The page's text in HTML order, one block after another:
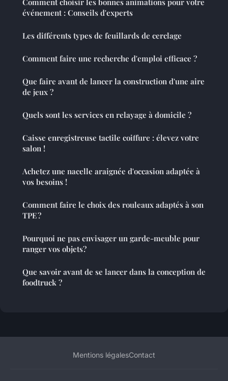
événement : Conseils d'experts
Les différents types de feuillards de cerclage
Comment faire une recherche d'emploi efficace ?
Que faire avant de lancer la construction d'une aire
de jeux ?
Quels sont les services en relayage à domicile ?
Caisse enregistreuse tactile coiffure : élevez votre
salon !
Achetez une nacelle araignée d'occasion adaptée à
vos besoins !
Comment faire le choix des rouleaux adaptés à son
TPE ?
Pourquoi ne pas envisager un garde-meuble pour
ranger vos objets?
Que savoir avant de se lancer dans la conception de
foodtruck ?
Mentions légalesContact